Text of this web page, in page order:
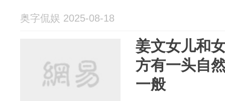
奥字侃娱 2025-08-18
姜文女儿和
方有一头自
一般